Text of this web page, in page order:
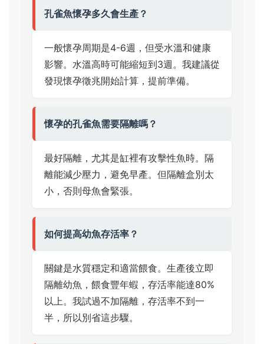
孔雀魚懷孕多久會生產？
一般懷孕周期是4-6週，但受水溫和健康
影響。水溫高時可能縮短到3週。我建議從
發現懷孕徵兆開始計算，提前準備。
懷孕的孔雀魚需要隔離嗎？
最好隔離，尤其是缸裡有攻擊性魚時。隔
離能減少壓力，避免早產。但隔離盒別太
小，否則母魚會緊張。
如何提高幼魚存活率？
關鍵是水質穩定和適當餵食。生產後立即
隔離幼魚，餵食豐年蝦，存活率能達80%
以上。我試過不加隔離，存活率不到一
半，所以別省這步驟。